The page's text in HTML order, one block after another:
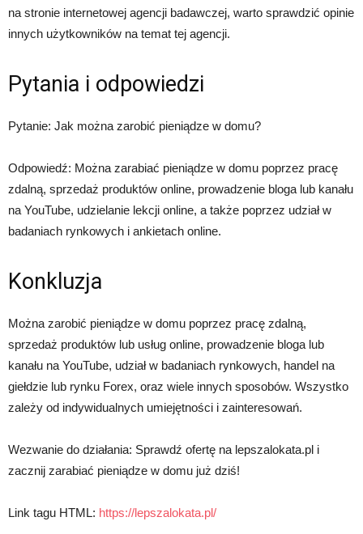
na stronie internetowej agencji badawczej, warto sprawdzić opinie
innych użytkowników na temat tej agencji.
Pytania i odpowiedzi
Pytanie: Jak można zarobić pieniądze w domu?
Odpowiedź: Można zarabiać pieniądze w domu poprzez pracę
zdalną, sprzedaż produktów online, prowadzenie bloga lub kanału
na YouTube, udzielanie lekcji online, a także poprzez udział w
badaniach rynkowych i ankietach online.
Konkluzja
Można zarobić pieniądze w domu poprzez pracę zdalną,
sprzedaż produktów lub usług online, prowadzenie bloga lub
kanału na YouTube, udział w badaniach rynkowych, handel na
giełdzie lub rynku Forex, oraz wiele innych sposobów. Wszystko
zależy od indywidualnych umiejętności i zainteresowań.
Wezwanie do działania: Sprawdź ofertę na lepszalokata.pl i
zacznij zarabiać pieniądze w domu już dziś!
Link tagu HTML: https://lepszalokata.pl/